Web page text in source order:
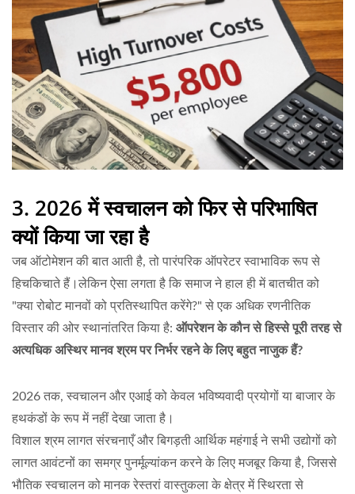
3. 2026 में स्वचालन को फिर से परिभाषित
क्यों किया जा रहा है
जब ऑटोमेशन की बात आती है, तो पारंपरिक ऑपरेटर स्वाभाविक रूप से
हिचकिचाते हैं।लेकिन ऐसा लगता है कि समाज ने हाल ही में बातचीत को
"क्या रोबोट मानवों को प्रतिस्थापित करेंगे?" से एक अधिक रणनीतिक
विस्तार की ओर स्थानांतरित किया है: ऑपरेशन के कौन से हिस्से पूरी तरह से
अत्यधिक अस्थिर मानव श्रम पर निर्भर रहने के लिए बहुत नाजुक हैं?
2026 तक, स्वचालन और एआई को केवल भविष्यवादी प्रयोगों या बाजार के
हथकंडों के रूप में नहीं देखा जाता है।
विशाल श्रम लागत संरचनाएँ और बिगड़ती आर्थिक महंगाई ने सभी उद्योगों को
लागत आवंटनों का समग्र पुनर्मूल्यांकन करने के लिए मजबूर किया है, जिससे
भौतिक स्वचालन को मानक रेस्तरां वास्तुकला के क्षेत्र में स्थिरता से